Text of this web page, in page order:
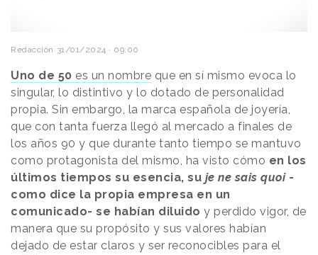
Redacción 31/01/2024 · 09:00
Uno de 50 es un nombre que en sí mismo evoca lo
singular, lo distintivo y lo dotado de personalidad
propia. Sin embargo, la marca española de joyería,
que con tanta fuerza llegó al mercado a finales de
los años 90 y que durante tanto tiempo se mantuvo
como protagonista del mismo, ha visto cómo en los
últimos tiempos su esencia, su je ne sais quoi-
como dice la propia empresa en un
comunicado- se habían diluido y perdido vigor, de
manera que su propósito y sus valores habían
dejado de estar claros y ser reconocibles para el